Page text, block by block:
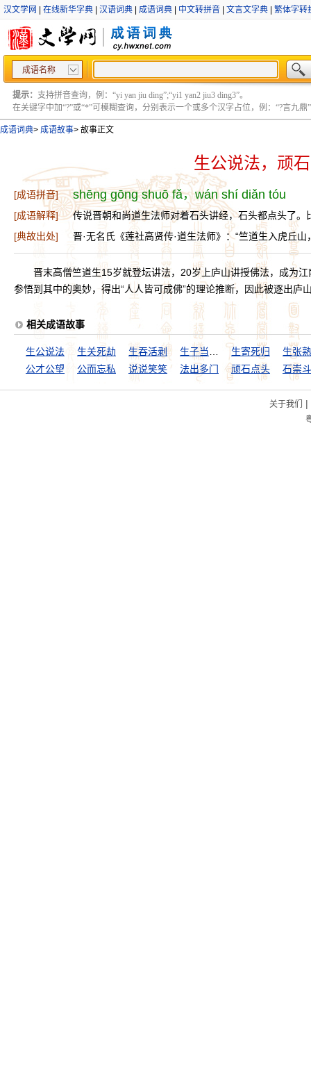
汉文学网 在线新华字典 汉语词典 成语词典 中文转拼音 文言文字典 繁体字转
成语名称
提示： 支持拼音查询，例：“yi yan jiu ding”;“yi1 yan2 jiu3 ding3”。
在关键字中加“?”或“*”可模糊查询，分别表示一个或多个汉字占位，例：“?言九鼎”
成语词典> 成语故事> 故事正文
生公说法，顽
[成语拼音] shēng gōng shuō fǎ，wán shí diǎn tóu
[成语解释]
传说晋朝和尚道生法师对着石头讲经，石头都点头了
[典故出处]
晋·无名氏《莲社高贤传·道生法师》：“竺道生入虎丘
晋末高僧竺道生15岁就登坛讲法，20岁上庐山讲授佛法，成为
参悟到其中的奥妙，得出“人人皆可成佛”的理论推断，因此被逐出
相关成语故事
生公说法 生关死劫 生吞活剥 生寄死归
生张
公才公望
公而忘私 说说笑笑 法出多门 顽石点头 石崇
关于我们 |